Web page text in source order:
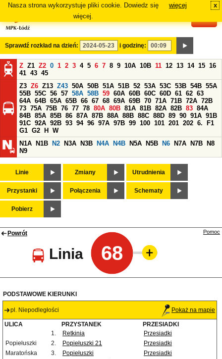
Nasza strona wykorzystuje pliki cookie. Dowiedz się
więcej.
więcej x
Sprawdź rozkład na dzień: i godzinę:
Z Z1 Z2 0 1 2 3 4 5 6 7 8 9 10A 10B 11 12 13 14 15 16
41 43 45
Z3 Z6 Z13 Z43 50A 50B 51A 51B 52 53A 53C 53B 54B 55A
55B 55C 56 57 58A 58B 59 60A 60B 60C 60D 61 62 63
64A 64B 65A 65B 66 67 68 69A 69B 70 71A 71B 72A 72B
73 75A 75B 76 77 78 80A 80B 81A 81B 82A 82B 83 84A
84B 85A 85B 86 87A 87B 88A 88B 88C 88D 89 90 91A 91B
91C 92A 92B 93 94 96 97A 97B 99 100 101 201 202 6.
F1
G1 G2 H
W
N1A
N1B N2 N3A N3B N4A N4B N5A N5B N6 N7A N7B
N8
N9
Linie Zmiany Utrudnienia
Przystanki Połączenia Schematy
Pobierz
Powrót
Linia 68
Pomoc
PODSTAWOWE KIERUNKI
pl. Niepodległości Pokaż na mapie
ULICA PRZYSTANEK
PRZESIADKI
1.
Retkinia
Przesiadki
Popiełuszki
2. Popiełuszki 21
Przesiadki
Maratońska
3. Popiełuszki
Przesiadki